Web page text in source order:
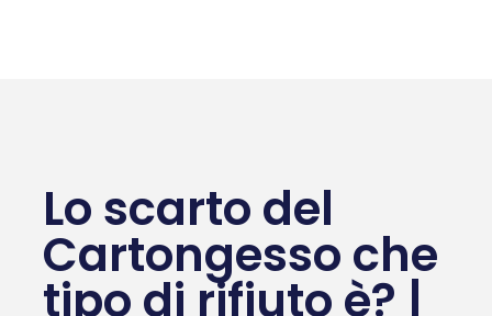
Lo scarto del
Cartongesso che
tipo di rifiuto è? |